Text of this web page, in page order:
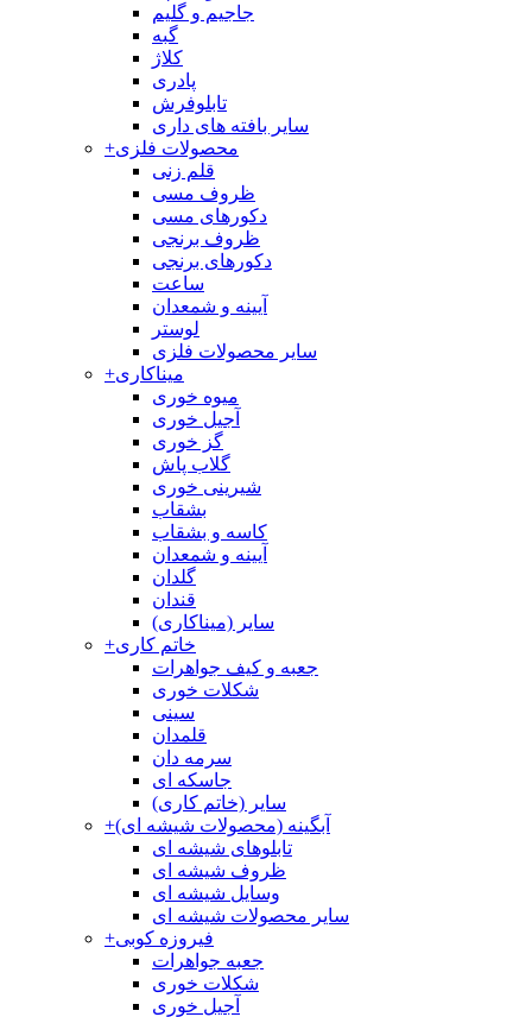
جاجیم و گلیم
گبه
کلاژ
پادری
تابلوفرش
سایر بافته های داری
+محصولات فلزی
قلم زنی
ظروف مسی
دکورهای مسی
ظروف برنجی
دکورهای برنجی
ساعت
آیینه و شمعدان
لوستر
سایر محصولات فلزی
+میناکاری
میوه خوری
آجیل خوری
گز خوری
گلاب پاش
شیرینی خوری
بشقاب
کاسه و بشقاب
آیینه و شمعدان
گلدان
قندان
سایر (میناکاری)
+خاتم کاری
جعبه و کیف جواهرات
شکلات خوری
سینی
قلمدان
سرمه دان
جاسکه ای
سایر (خاتم کاری)
+آبگینه (محصولات شیشه ای)
تابلوهای شیشه ای
ظروف شیشه ای
وسایل شیشه ای
سایر محصولات شیشه ای
+فیروزه کوبی
جعبه جواهرات
شکلات خوری
آجیل خوری